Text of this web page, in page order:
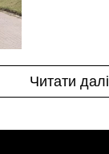
Читати далі